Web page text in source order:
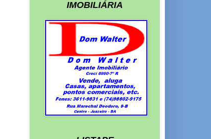
IMOBILIÁRIA